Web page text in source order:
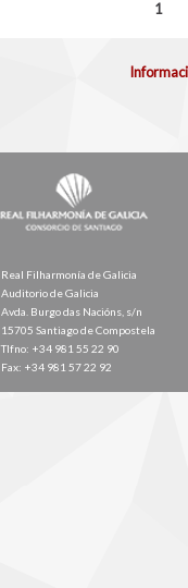
1
Real Filharmonía de Galicia
Auditorio de Galicia
Avda. Burgo das Nacións, s/n
15705 Santiago de Compostela
Tlfno: +34 981 55 22 90
Fax: +34 981 57 22 92